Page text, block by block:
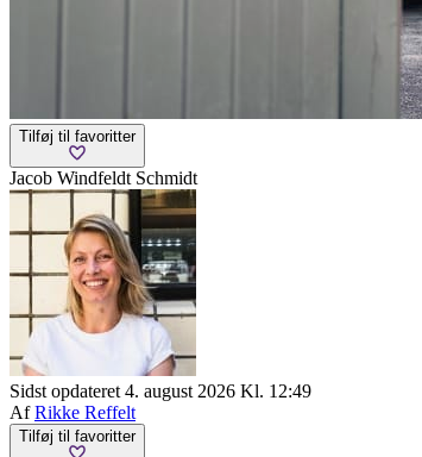
Tilføj til favoritter
Jacob Windfeldt Schmidt
Sidst opdateret 4. august 2026 Kl. 12:49
AfRikke Reffelt
Tilføj til favoritter